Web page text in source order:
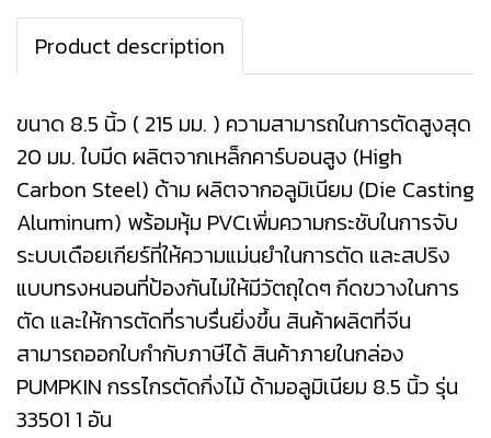
Product description
ขนาด 8.5 นิ้ว ( 215 มม. ) ความสามารถในการตัดสูงสุด
20 มม. ใบมีด ผลิตจากเหล็กคาร์บอนสูง (High
Carbon Steel) ด้าม ผลิตจากอลูมิเนียม (Die Casting
Aluminum) พร้อมหุ้ม PVCเพิ่มความกระชับในการจับ
ระบบเดือยเกียร์ที่ให้ความแม่นยําในการตัด และสปริง
แบบทรงหนอนที่ป้องกันไม่ให้มีวัตถุใดๆ กีดขวางในการ
ตัด และให้การตัดที่ราบรื่นยิ่งขึ้น สินค้าผลิตที่จีน
สามารถออกใบกำกับภาษีได้ สินค้าภายในกล่อง
PUMPKIN กรรไกรตัดกิ่งไม้ ด้ามอลูมิเนียม 8.5 นิ้ว รุ่น
33501 1 อัน